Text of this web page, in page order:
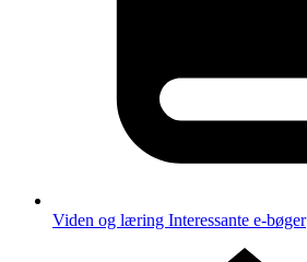
Viden og læring Interessante e-bøger